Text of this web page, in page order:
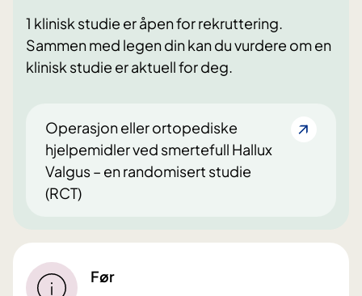
1 klinisk studie er åpen for rekruttering.
Sammen med legen din kan du vurdere om en
klinisk studie er aktuell for deg.
Operasjon eller ortopediske
hjelpemidler ved smertefull Hallux
Valgus – en randomisert studie
(RCT)
Før